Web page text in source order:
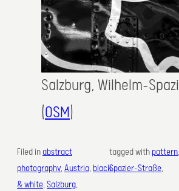
Salzburg, Wilhelm-
(OSM)
Filed in abstract
photography, Austria, black
& white, Salzburg,
tagged with pattern
Spazier-Straße,